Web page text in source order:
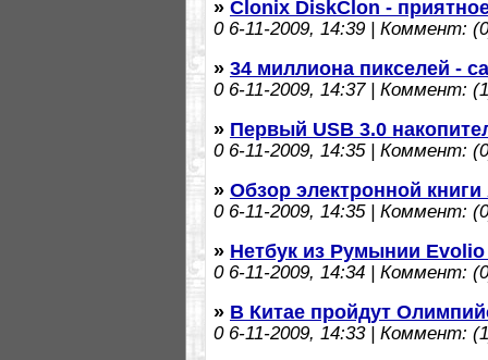
» Clonix DiskClon -
06-11-2009, 14:39 | Коммент:
» 34 миллиона пикселей -
06-11-2009, 14:37 | Коммент:
» Первый USB 3.0
06-11-2009, 14:35 | Коммент:
» Обзор электронной книги
06-11-2009, 14:35 | Коммент:
» Нетбук из Румынии Evolio
06-11-2009, 14:34 | Коммент:
» В Китае пройдут
06-11-2009, 14:33 | Коммент: